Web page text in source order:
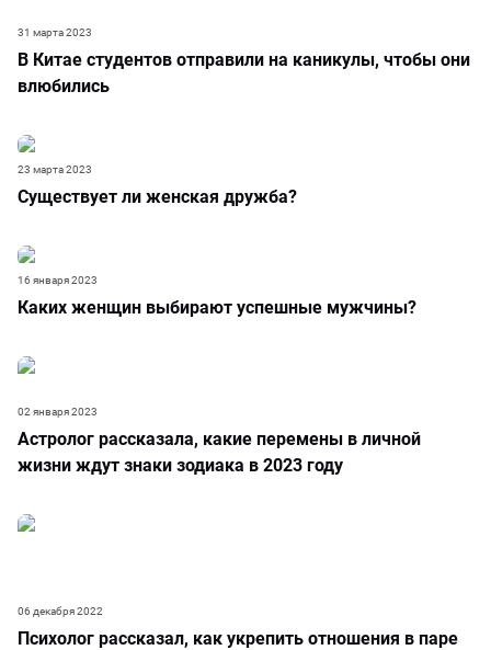
В Китае студентов отправили на каникулы, чтобы они
влюбились
31 марта 2023
Существует ли женская дружба?
23 марта 2023
Каких женщин выбирают успешные мужчины?
16 января 2023
Астролог рассказала, какие перемены в личной
жизни ждут знаки зодиака в 2023 году
02 января 2023
Психолог рассказал, как укрепить отношения в паре
06 декабря 2022